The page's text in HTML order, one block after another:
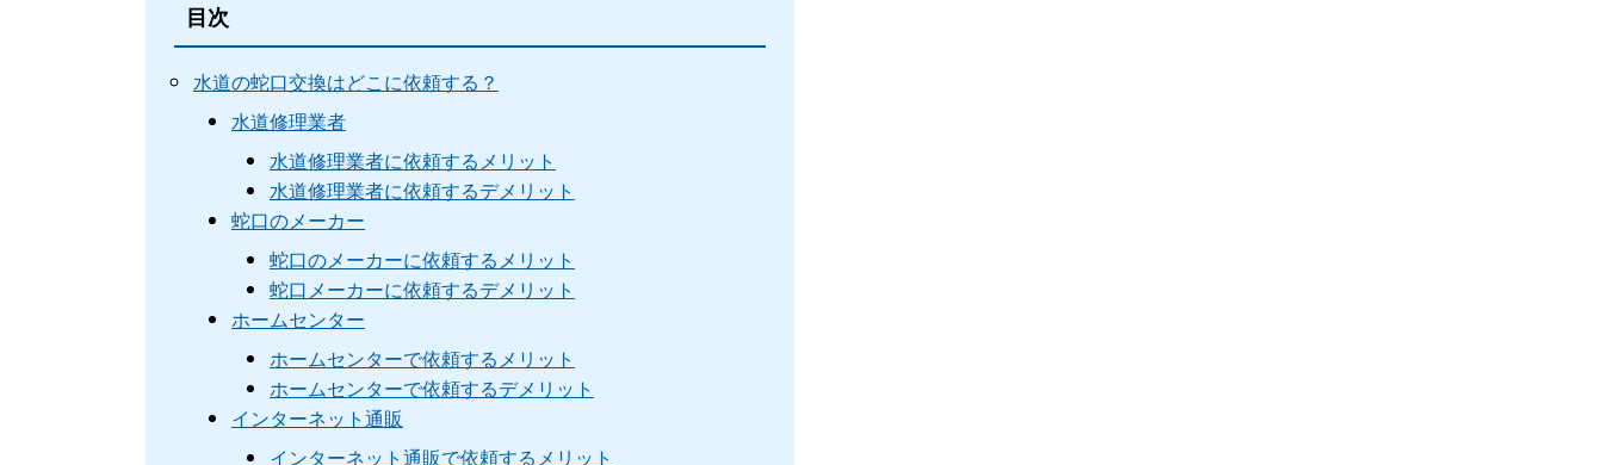
目次
水道の蛇口交換はどこに依頼する？
水道修理業者
水道修理業者に依頼するメリット
水道修理業者に依頼するデメリット
蛇口のメーカー
蛇口のメーカーに依頼するメリット
蛇口メーカーに依頼するデメリット
ホームセンター
ホームセンターで依頼するメリット
ホームセンターで依頼するデメリット
インターネット通販
インターネット通販で依頼するメリット